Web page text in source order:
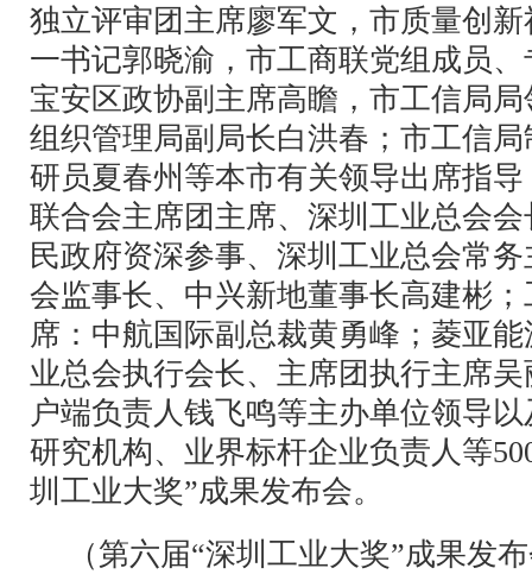
独立评审团主席廖军文，市质量创
一书记郭晓渝，市工商联党组成员
宝安区政协副主席高瞻，市工信局
组织管理局副局长白洪春；市工信
研员夏春州等本市有关领导出席指
联合会主席团主席、深圳工业总会
民政府资深参事、深圳工业总会常
会监事长、中兴新地董事长高建彬
席：中航国际副总裁黄勇峰；菱亚
业总会执行会长、主席团执行主席
户端负责人钱飞鸣等主办单位领导
研究机构、业界标杆企业负责人等
圳工业大奖”成果发布会。
（第六届“深圳工业大奖”成果发